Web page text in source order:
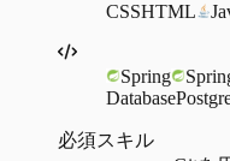
CSSHTML
Spring
Database
必須スキル